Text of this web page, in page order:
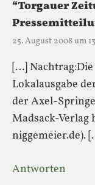
“Torgauer
25. August 2008 um
[…] Nachtrag:Die
Lokalausgabe
der Axel-
Madsack-Verlag
niggemeier.de).
Antworten